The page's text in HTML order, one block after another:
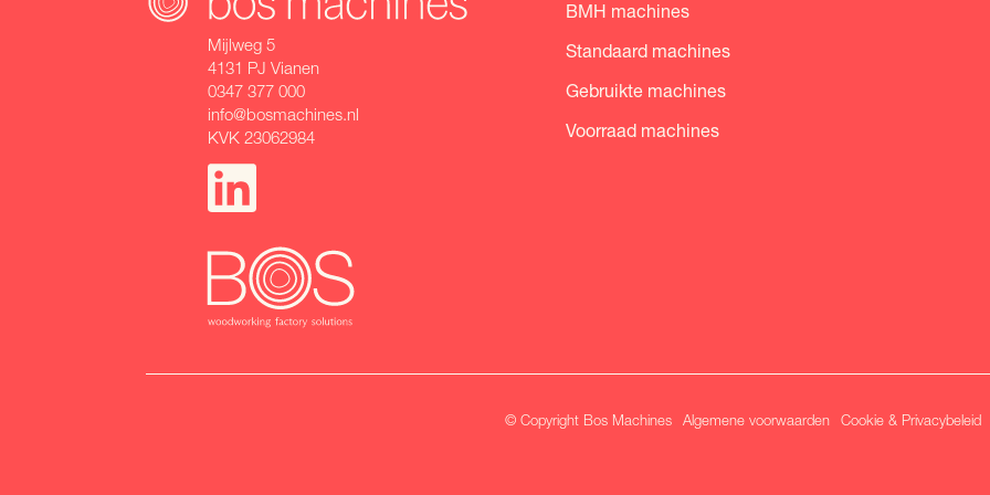
Mijlweg 5
4131 PJ Vianen
0347 377 000
info@bosmachines.nl
KVK 23062984
BMH machines
Standaard machines
Gebruikte machines
Voorraad machines
© Copyright Bos Machines Algemene voorwaarden Cookie & Privacybeleid